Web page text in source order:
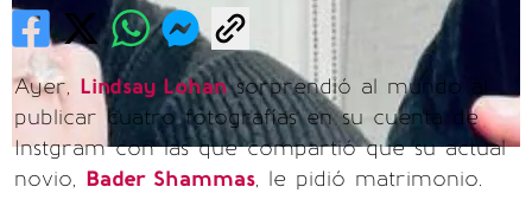
Ayer, Lindsay Lohansorprendió al mundo al
publicar cuatro fotografías en su cuenta de
Instgram con las que compartió que su actual
novio, Bader Shammas, le pidió matrimonio.